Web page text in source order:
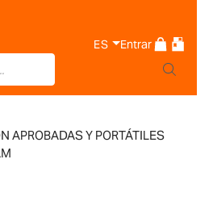
ES Entrar
APROBADAS Y PORTÁTILES